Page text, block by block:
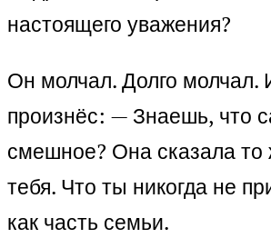
настоящего уважения?
Он молчал. Долго молчал.
произнёс: — Знаешь, что
смешное? Она сказала
тебя. Что ты никогда не
как часть семьи.